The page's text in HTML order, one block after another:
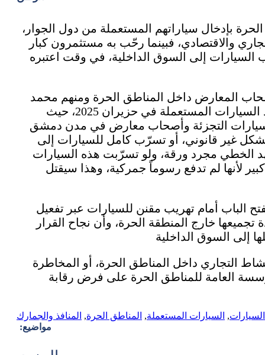
يسمح للمستثمرين في المناطق الحرة بإدخال سياراتهم المستعملة من دول الجوار،
والاقتصادي، ‏فبينما رحّب به مستثمرون كبار
إلى السوق الداخلية، في وقت اعتبره
المعارض داخل المناطق الحرة ومنهم محمد
الجراد عن ارتياحهم الكبير للقرار، مؤكدين أنهم عانوا طوال عام كامل منذ صدور قرار منع استيراد السيارات المستعملة في حزيران 2025، حيث
سيارات التجزئة وأصحاب معارض في مدن دمشق
غير قانوني، أو تسرّب كامل للسيارات إلى
الخطي مجرد ورقة، ولو تسرّبت هذه السيارات
لأنها لم تدفع رسوماً جمركية، وهذا سيقتل
الباب أمام تهريب مقنن للسيارات عبر تفعيل
خارج المنطقة الحرة، وأن نجاح القرار
جدية النشاط التجاري داخل المناطق الحرة، أو المخاطرة
العامة للمناطق الحرة على فرض رقابة
السيارات, السيارات المستعملة, المناطق الحرة, المنافذ والجمارك
مواضيع: